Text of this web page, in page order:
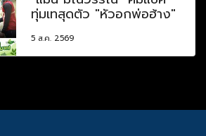
ทุ่มเทสุดตัว "หัวอกพ่อฮ้าง"
5 ส.ค. 2569